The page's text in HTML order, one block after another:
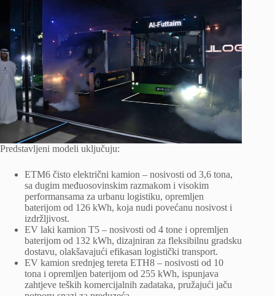
Predstavljeni modeli uključuju:
ETM6 čisto električni kamion – nosivosti od 3,6 tona,
sa dugim međuosovinskim razmakom i visokim
performansama za urbanu logistiku, opremljen
baterijom od 126 kWh, koja nudi povećanu nosivost i
izdržljivost.
EV laki kamion T5 – nosivosti od 4 tone i opremljen
baterijom od 132 kWh, dizajniran za fleksibilnu gradsku
dostavu, olakšavajući efikasan logistički transport.
EV kamion srednjeg tereta ETH8 – nosivosti od 10
tona i opremljen baterijom od 255 kWh, ispunjava
zahtjeve teških komercijalnih zadataka, pružajući jaču